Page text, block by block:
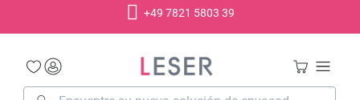
+49 7821 5803 39